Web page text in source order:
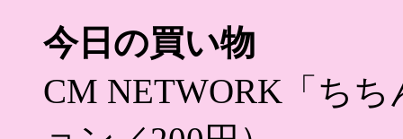
今日の買い物
CM NETWORK「ち